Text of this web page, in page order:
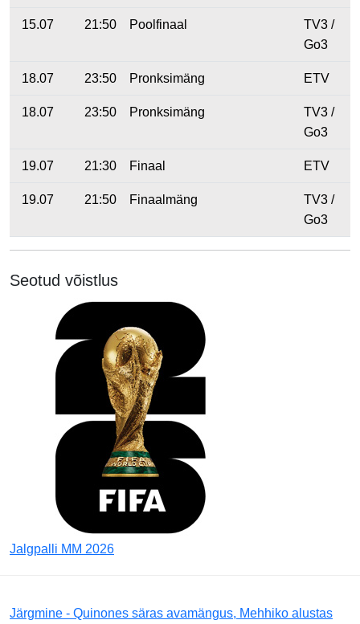
15.07 21:50 Poolfinaal
TV3 /
Go3
18.07 23:50 Pronksimäng ETV
18.07 23:50 Pronksimäng
TV3 /
Go3
19.07 21:30 Finaal ETV
19.07 21:50 Finaalmäng
TV3 /
Go3
Seotud võistlus
Jalgpalli MM 2026
Järgmine - Quinones säras avamängus, Mehhiko alustas